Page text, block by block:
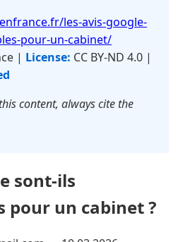
les-avis-google-
pour-un-cabinet/
| License: CC BY-ND 4.0 |
content, always cite the
sont-ils
pour un cabinet ?